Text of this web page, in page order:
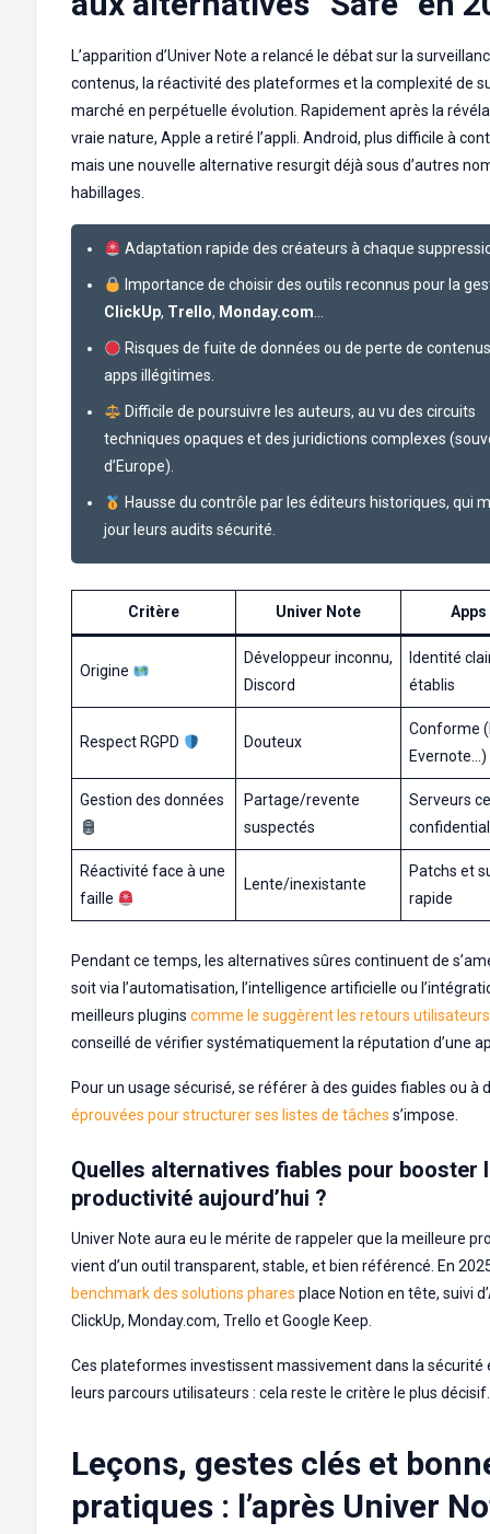
L’apparition d’Univer Note a relancé le débat sur la
contenus, la réactivité des plateformes et la complexité de
marché en perpétuelle évolution. Rapidement après la
vraie nature, Apple a retiré l’appli. Android, plus difficile à
mais une nouvelle alternative resurgit déjà sous d’autres
habillages.
Adaptation rapide des créateurs à chaque
Importance de choisir des outils reconnus pour la
ClickUp, Trello, Monday.com…
Risques de fuite de données ou de perte de
apps illégitimes.
Difficile de poursuivre les auteurs, au vu des circuits
techniques opaques et des juridictions complexes
d’Europe).
Hausse du contrôle par les éditeurs historiques, qui
jour leurs audits sécurité.
Critère Univer Note Apps
Origine
Développeur inconnu,
Discord
Identité
établis
Respect RGPD Douteux
Conforme
Evernote…)
Gestion des données
Partage/revente
suspectés
Serveurs
Réactivité face à une
faille
Lente/inexistante
Patchs et
rapide
Pendant ce temps, les alternatives sûres continuent de
soit via l’automatisation, l’intelligence artificielle ou
meilleurs plugins comme le suggèrent les retours utilisateurs
conseillé de vérifier systématiquement la réputation d’une
Pour un usage sécurisé, se référer à des guides fiables ou à
éprouvées pour structurer ses listes de tâches s’impose.
Quelles alternatives fiables pour booster
productivité aujourd’hui ?
Univer Note aura eu le mérite de rappeler que la meilleure
vient d’un outil transparent, stable, et bien référencé. En
benchmark des solutions phares place Notion en tête, suivi
ClickUp, Monday.com, Trello et Google Keep.
Ces plateformes investissent massivement dans la sécurité
leurs parcours utilisateurs : cela reste le critère le plus décisif.
Leçons, gestes clés et
pratiques : l’après Univer